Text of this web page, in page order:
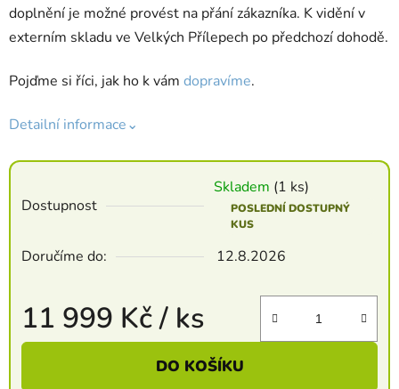
doplnění je možné provést na přání zákazníka. K vidění v
externím skladu ve Velkých Přílepech po předchozí dohodě.
Pojďme si říci, jak ho k vám dopravíme.
Detailní informace⌄
Dostupnost
Skladem (1 ks)
POSLEDNÍ DOSTUPNÝ
KUS
Doručíme do: 12.8.2026
11 999 Kč/ ks
Měrná cena:
DO KOŠÍKU